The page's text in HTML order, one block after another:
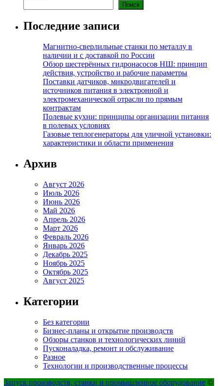
Поиск
Последние записи
Магнитно-сверлильные станки по металлу в
наличии и с доставкой по России
Обзор шестерённых гидронасосов НШ: принцип
действия, устройство и рабочие параметры
Поставки датчиков, микродвигателей и
источников питания в электронной и
электромеханической отрасли по прямым
контрактам
Полевые кухни: принципы организации питания
в полевых условиях
Газовые теплогенераторы для уличной установки:
характеристики и области применения
Архив
Август 2026
Июль 2026
Июнь 2026
Май 2026
Апрель 2026
Март 2026
Февраль 2026
Январь 2026
Декабрь 2025
Ноябрь 2025
Октябрь 2025
Август 2025
Категории
Без категории
Бизнес-планы и открытие производств
Обзоры станков и технологических линий
Пусконаладка, ремонт и обслуживание
Разное
Технологии и производственные процессы
Запуск производств, станки и промышленное оборудование ©